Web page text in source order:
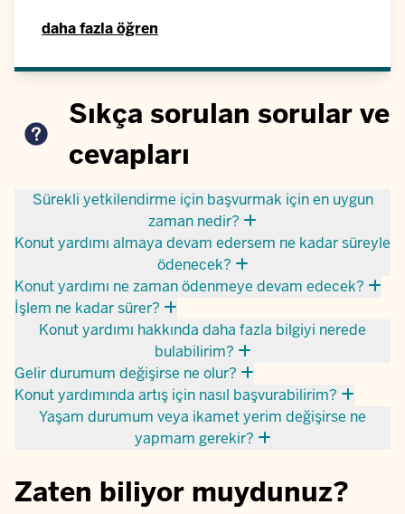
daha fazla öğren
Sıkça sorulan sorular ve
cevapları
Sürekli yetkilendirme için başvurmak için en uygun
zaman nedir?
Konut yardımı almaya devam edersem ne kadar süreyle
ödenecek?
Konut yardımı ne zaman ödenmeye devam edecek?
İşlem ne kadar sürer?
Konut yardımı hakkında daha fazla bilgiyi nerede
bulabilirim?
Gelir durumum değişirse ne olur?
Konut yardımında artış için nasıl başvurabilirim?
Yaşam durumum veya ikamet yerim değişirse ne
yapmam gerekir?
Zaten biliyor muydunuz?